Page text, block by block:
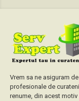
Vrem sa ne asiguram
profesionale de
renume, din acest